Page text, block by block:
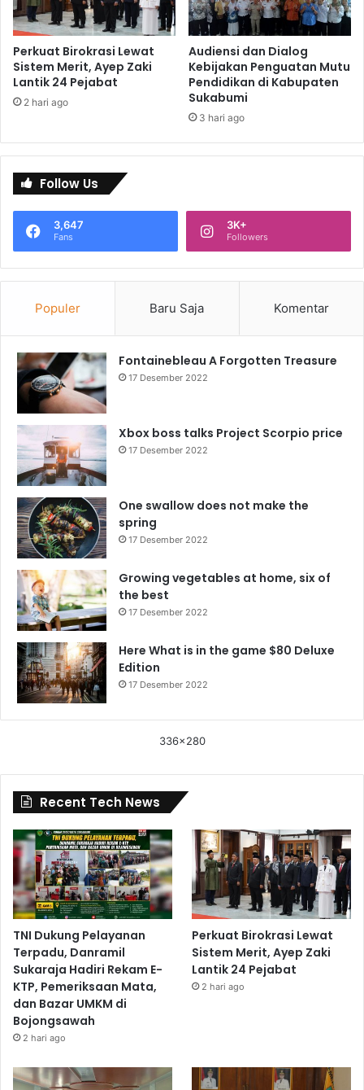
Perkuat Birokrasi Lewat
Sistem Merit, Ayep Zaki
Lantik 24 Pejabat
2 hari ago
Audiensi dan Dialog
Kebijakan Penguatan Mutu
Pendidikan di Kabupaten
Sukabumi
3 hari ago
Follow Us
3,647
Fans
3K+
Followers
Populer Baru Saja Komentar
Fontainebleau A Forgotten Treasure
17 Desember 2022
Xbox boss talks Project Scorpio price
17 Desember 2022
One swallow does not make the
spring
17 Desember 2022
Growing vegetables at home, six of
the best
17 Desember 2022
Here What is in the game $80 Deluxe
Edition
17 Desember 2022
336x280
Recent Tech News
TNI Dukung Pelayanan
Terpadu, Danramil
Sukaraja Hadiri Rekam E-
KTP, Pemeriksaan Mata,
dan Bazar UMKM di
Bojongsawah
2 hari ago
Perkuat Birokrasi Lewat
Sistem Merit, Ayep Zaki
Lantik 24 Pejabat
2 hari ago